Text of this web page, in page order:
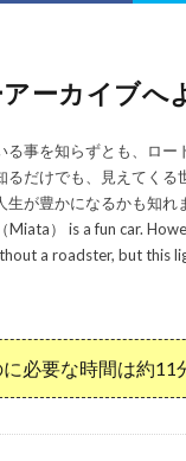
ーカイブへ
る事を知らずとも、ロ
るだけでも、見えてく
生が豊かになるかも知
） is a fun car.
a roadster, but this
必要な時間は約11